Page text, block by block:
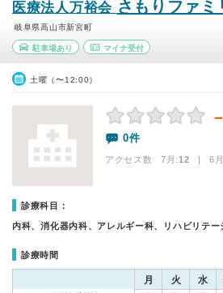
医療法人万裕会 さもりファミ
岐阜県高山市新宮町
駐車場あり マイナ受付
土曜（〜12:00）
－
0件
アクセス数 7月:12 | 6
診療科目：
内科、消化器内科、アレルギー科、リハビリテー
診療時間
月 火 水